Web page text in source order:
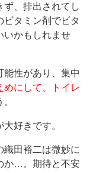
ず、排出されてし
ビタミン剤でビタ
いかもしれませ
能性があり、集中
めにして、トイレ
好きです。
織田裕二は微妙に
か…。期待と不安